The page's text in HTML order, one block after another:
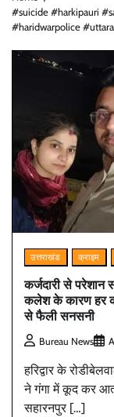
#suicide #harkipauri
#haridwarpolice
उत्तराखंड क्राइम
कर्जदारी से परेशान
कलेश के कारण हर
से फैली सनसनी
Bureau News
हरिद्वार के
ने गंगा में कूद कर
सहारनपुर […]